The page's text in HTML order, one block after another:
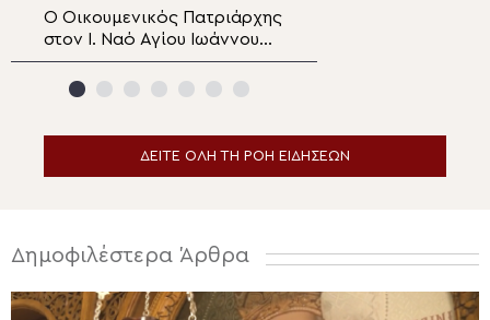
Ο Οικουμενικός Πατριάρχης
στον I. Ναό Αγίου Ιωάννου
της Ρίλας της
Βουλγαροφώνου Κοινότητος
ΔΕΙΤΕ ΟΛΗ ΤΗ ΡΟΗ ΕΙΔΗΣΕΩΝ
Δημοφιλέστερα Άρθρα